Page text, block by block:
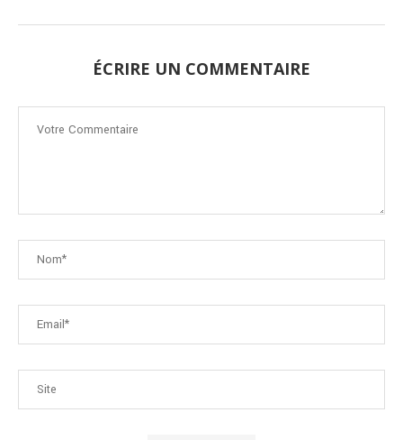
ÉCRIRE UN COMMENTAIRE